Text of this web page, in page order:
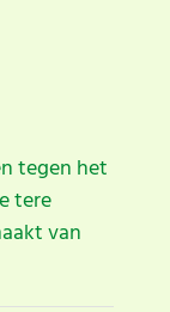
tegen het
tere
van